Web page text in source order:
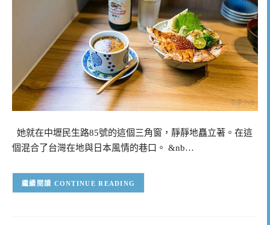
她就在中壢民生路85號的這個三角窗，靜靜地矗立著。在這
個混合了台灣在地與日本風情的巷口。 &nb…
CONTINUE READING